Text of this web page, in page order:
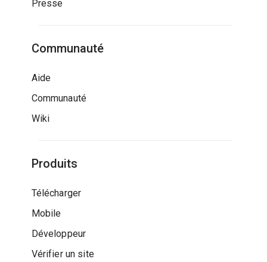
Presse
Communauté
Aide
Communauté
Wiki
Produits
Télécharger
Mobile
Développeur
Vérifier un site